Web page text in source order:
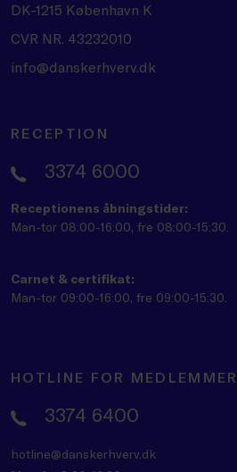
DK-1215 København K
CVR NR. 43232010
info@danskerhverv.dk
RECEPTION
3374 6000
Receptionens åbningstider:
Man-tor 08:00-16:00, fre 08:00-15:30.
Carnet & certifikat:
Man-tor 09:00-16:00, fre 09:00-15:30.
HOTLINE FOR MEDLEMMER
3374 6400
hotline@danskerhverv.dk